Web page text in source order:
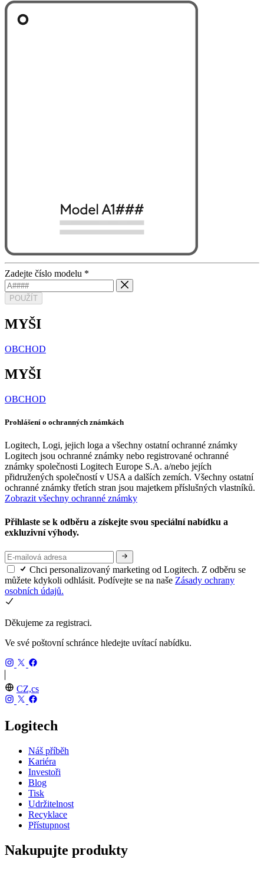
Zadejte číslo modelu *
POUŽÍT
MYŠI
OBCHOD
MYŠI
OBCHOD
Prohlášení o ochranných známkách
Logitech, Logi, jejich loga a všechny ostatní ochranné známky
Logitech jsou ochranné známky nebo registrované ochranné
známky společnosti Logitech Europe S.A. a/nebo jejích
přidružených společností v USA a dalších zemích. Všechny ostatní
ochranné známky třetích stran jsou majetkem příslušných vlastníků.
Zobrazit všechny ochranné známky
Přihlaste se k odběru a získejte svou speciální nabídku a
exkluzivní výhody.
Chci personalizovaný marketing od Logitech. Z odběru se
můžete kdykoli odhlásit. Podívejte se na naše Zásady ochrany
osobních údajů.
Děkujeme za registraci.
Ve své poštovní schránce hledejte uvítací nabídku.
CZ,cs
Logitech
Náš příběh
Kariéra
Investoři
Blog
Tisk
Udržitelnost
Recyklace
Přístupnost
Nakupujte produkty